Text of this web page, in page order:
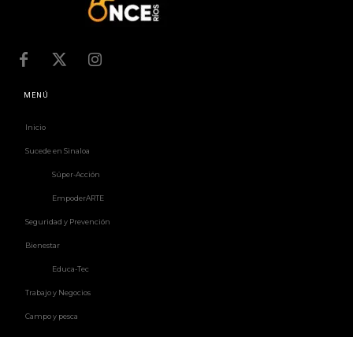
MENÚ
Inicio
Sucede en Sinaloa
Súper-Acción
EmpoderARTE
Seguridad y Prevención
Bienestar
Educa-Tec
Trabajo y Negocios
Campo y pesca